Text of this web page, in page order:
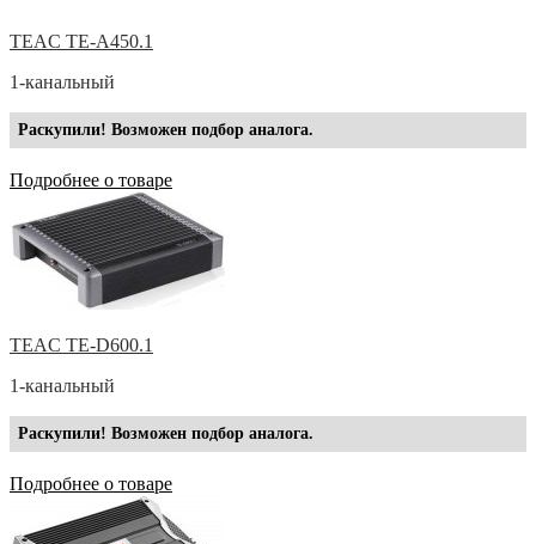
TEAC TE-A450.1
1-канальный
Раскупили! Возможен подбор аналога.
Подробнее о товаре
TEAC TE-D600.1
1-канальный
Раскупили! Возможен подбор аналога.
Подробнее о товаре